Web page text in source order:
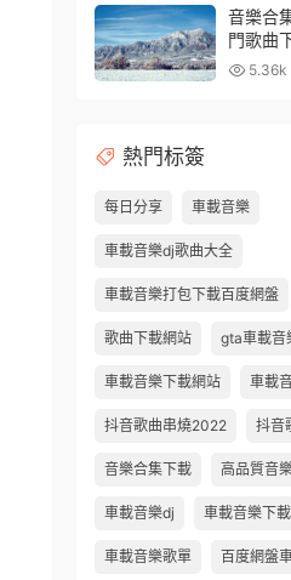
音樂合
門歌曲
5.36k
熱門标簽
每日分享 車載音樂
車載音樂dj歌曲大全
車載音樂打包下載百度網盤
歌曲下載網站 gta車載音
車載音樂下載網站 車載
抖音歌曲串燒2022 抖音
音樂合集下載 高品質音
車載音樂dj 車載音樂下
車載音樂歌單 百度網盤